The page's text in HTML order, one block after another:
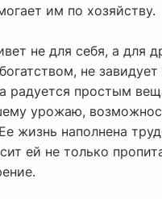
им по хозяйству.
не для себя, а для
не
радуется простым
урожаю,
жизнь наполнена
ей не только